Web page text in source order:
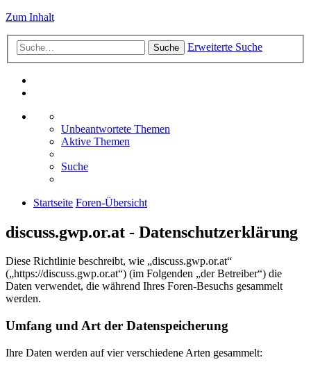
Zum Inhalt
Suche Erweiterte Suche
Unbeantwortete Themen
Aktive Themen
Suche
Startseite Foren-Übersicht
discuss.gwp.or.at - Datenschutzerklärung
Diese Richtlinie beschreibt, wie „discuss.gwp.or.at“
(„https://discuss.gwp.or.at“) (im Folgenden „der Betreiber“) die
Daten verwendet, die während Ihres Foren-Besuchs gesammelt
werden.
Umfang und Art der Datenspeicherung
Ihre Daten werden auf vier verschiedene Arten gesammelt: